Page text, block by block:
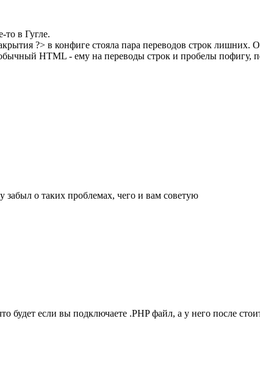
в Гугле.
?> в конфиге стояла пара переводов строк
HTML - ему на переводы строк и пробелы пофигу,
забыл о таких проблемах, чего и вам советую
будет если вы подключаете .PHP файл, а у него после